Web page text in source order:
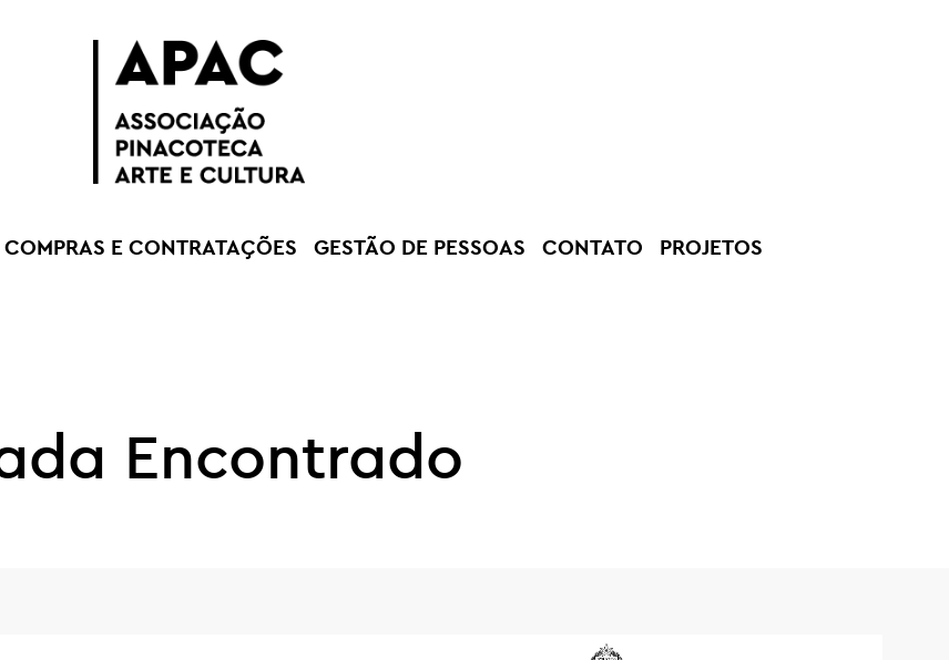
COMPRAS E CONTRATAÇÕES GESTÃO DE PESSOAS CONTATO PROJETOS
Encontrado